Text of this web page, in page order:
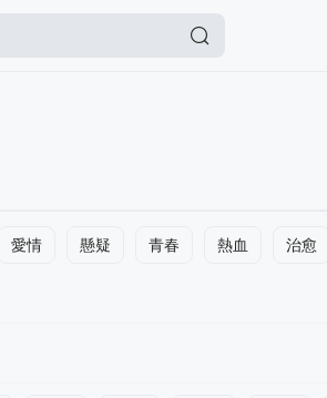
愛情 懸疑 青春 熱血 治愈